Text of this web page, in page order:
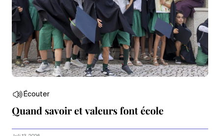
Écouter
Quand savoir et valeurs font école